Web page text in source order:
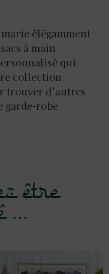
élégamment
à main
qui
collection
trouver d’autres
garde-robe
être
...